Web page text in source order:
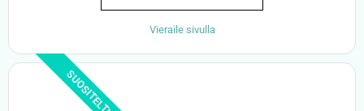
Vieraile sivulla
SUOSITELTU